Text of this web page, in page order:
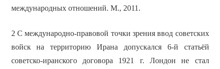
международных отношений. М., 2011.
2 С международно-правовой точки зрения ввод советских
войск на территорию Ирана допускался 6-й статьёй
советско-иранского договора 1921 г. Лондон не стал